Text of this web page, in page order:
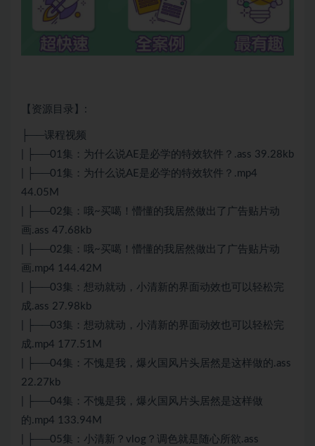
【资源目录】:
├──课程视频
| ├──01集：为什么说AE是必学的特效软件？.ass 39.28kb
| ├──01集：为什么说AE是必学的特效软件？.mp4
44.05M
| ├──02集：哦~买噶！懵懂的我居然做出了广告贴片动
画.ass 47.68kb
| ├──02集：哦~买噶！懵懂的我居然做出了广告贴片动
画.mp4 144.42M
| ├──03集：想动就动，小清新的界面动效也可以轻松完
成.ass 27.98kb
| ├──03集：想动就动，小清新的界面动效也可以轻松完
成.mp4 177.51M
| ├──04集：不愧是我，爆火国风片头居然是这样做的.ass
22.27kb
| ├──04集：不愧是我，爆火国风片头居然是这样做
的.mp4 133.94M
| ├──05集：小清新？vlog？调色就是随心所欲.ass